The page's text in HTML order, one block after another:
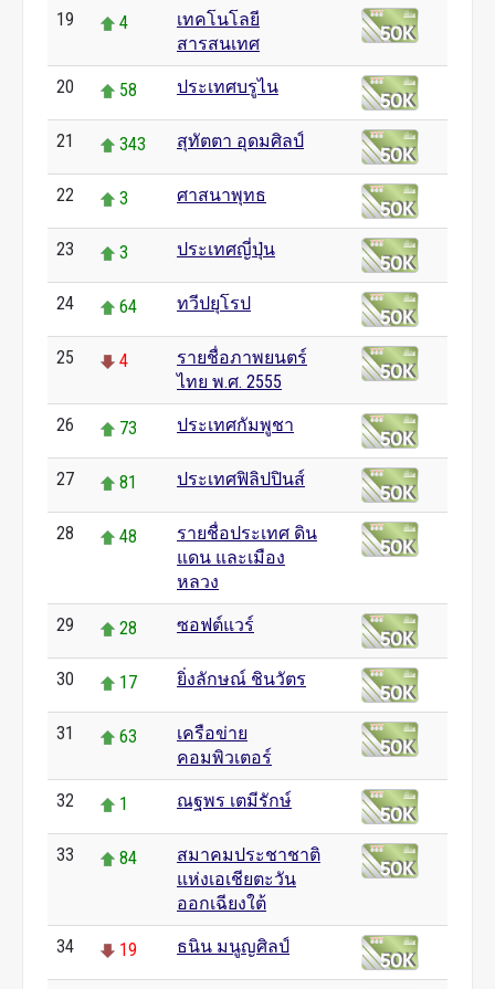
19 4
เทคโนโลยี
สารสนเทศ
20 58 ประเทศบรูไน
21 343 สุทัตตา อุดมศิลป์
22 3 ศาสนาพุทธ
23 3 ประเทศญี่ปุ่น
24 64 ทวีปยุโรป
25 4
รายชื่อภาพยนตร์
ไทย พ.ศ. 2555
26 73 ประเทศกัมพูชา
27 81 ประเทศฟิลิปปินส์
28 48
รายชื่อประเทศ ดิน
แดน และเมือง
หลวง
29 28 ซอฟต์แวร์
30 17 ยิ่งลักษณ์ ชินวัตร
31 63
เครือข่าย
คอมพิวเตอร์
32 1 ณฐพร เตมีรักษ์
33 84
สมาคมประชาชาติ
แห่งเอเชียตะวัน
ออกเฉียงใต้
34 19 ธนิน มนูญศิลป์